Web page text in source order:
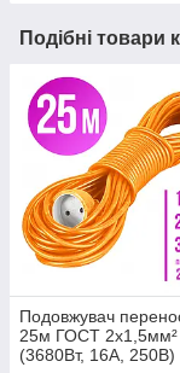
Подібні товари
Подовжувач
25м ГОСТ 2х1,5мм²
(3680Вт, 16А, 250В)